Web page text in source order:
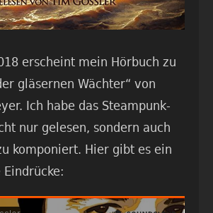
erscheint mein Hörbuch zu
gläsernen Wächter“ von
Ich habe das Steampunk-
nur gelesen, sondern auch
komponiert. Hier gibt es ein